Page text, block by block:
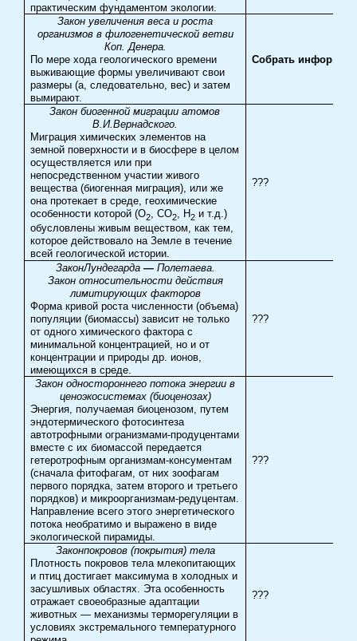
практическим фундаментом экологии.
Закон увеличения веса и роста
организмов в филогенетической ветви
Коп. Денера.
По мере хода геологического времени
выживающие формы увеличивают свои
размеры (а, следовательно, вес) и затем
вымирают.
Собрать
Закон биогенной миграции атомов
В.И.Вернадского.
Миграция химических элементов на
земной поверхности и в биосфере в целом
осуществляется или при
непосредственном участии живого
вещества (биогенная миграция), или же
она протекает в среде, геохимические
особенности которой (О2 , СО2 , Н2 и т.д.)
обусловлены живым веществом, как тем,
которое действовало на Земле в течение
всей геологической истории.
???
ЗаконЛундегарда— Полетаева.
Закон относительности действия
лимитирующих факторов
Форма кривой роста численности (объема)
популяции (биомассы) зависит не только
от одного химического фактора с
минимальной концентрацией, но и от
концентрации и природы др. ионов,
имеющихся в среде.
???
Закон одностороннего потока энергии в
ценоэкосистемах (биоценозах)
Энергия, получаемая биоценозом, путем
эндотермического фотосинтеза
автотрофными огранизмами-продуцентами
вместе с их биомассой передается
гетеротрофным организмам-консументам
(сначала фитофагам, от них зоофагам
первого порядка, затем второго и третьего
порядков) и микроорганизмам-редуцентам.
Направление всего этого энергетического
потока необратимо и выражено в виде
экологической пирамиды.
???
Законпокровов (покрытия) тела
Плотность покровов тела млекопитающих
и птиц достигает максимума в холодных и
засушливых областях. Эта особенность
отражает своеобразные адаптации
животных — механизмы терморегуляции в
условиях экстремального температурного
???